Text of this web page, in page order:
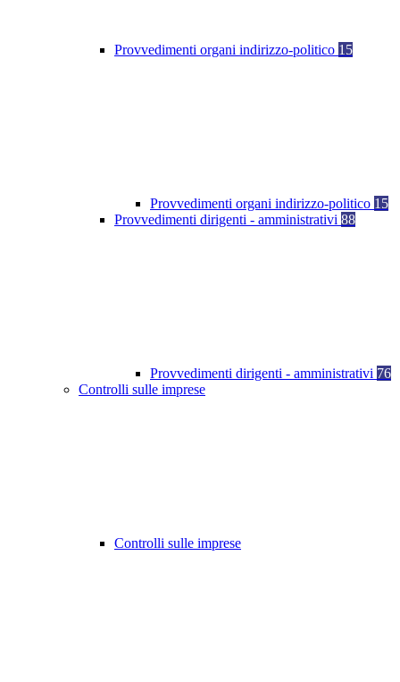
Provvedimenti organi indirizzo-politico 15
Provvedimenti organi indirizzo-politico 15
Provvedimenti dirigenti - amministrativi 88
Provvedimenti dirigenti - amministrativi 76
Controlli sulle imprese
Controlli sulle imprese